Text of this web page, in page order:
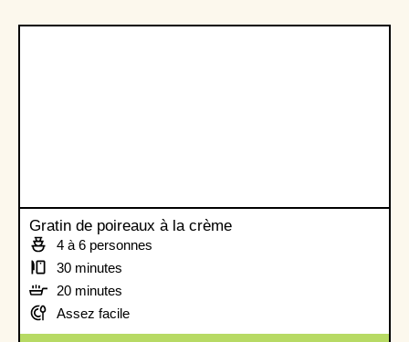
Gratin de poireaux à la crème
4 à 6 personnes
30 minutes
20 minutes
Assez facile